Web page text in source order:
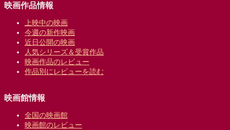
映画作品情報
上映中の映画
今週の新作映画
近日公開の映画
人気シリーズ＆受賞作品
映画作品のレビュー
作品別にレビューを読む
映画館情報
全国の映画館
映画館のレビュー